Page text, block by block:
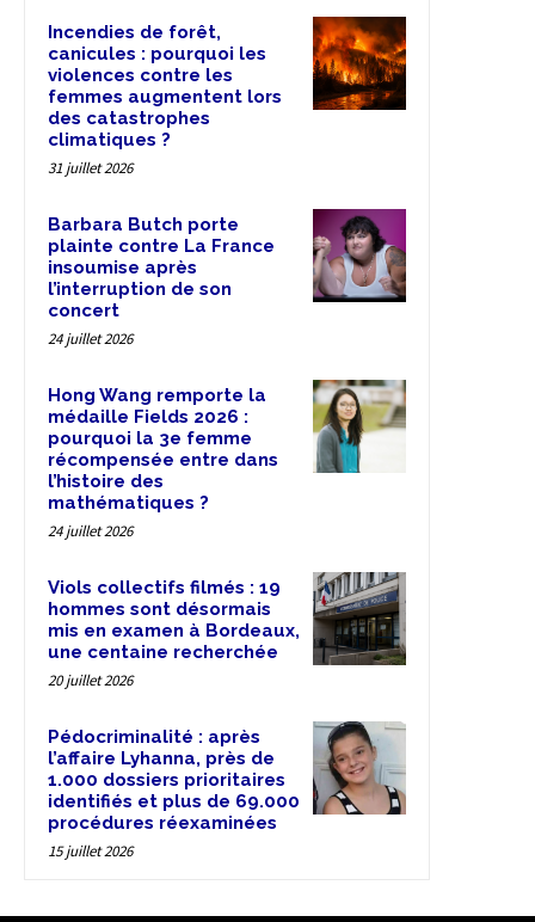
Incendies de forêt,
canicules : pourquoi les
violences contre les
femmes augmentent lors
des catastrophes
climatiques ?
31 juillet 2026
Barbara Butch porte
plainte contre La France
insoumise après
l’interruption de son
concert
24 juillet 2026
Hong Wang remporte la
médaille Fields 2026 :
pourquoi la 3e femme
récompensée entre dans
l’histoire des
mathématiques ?
24 juillet 2026
Viols collectifs filmés : 19
hommes sont désormais
mis en examen à Bordeaux,
une centaine recherchée
20 juillet 2026
Pédocriminalité : après
l’affaire Lyhanna, près de
1.000 dossiers prioritaires
identifiés et plus de 69.000
procédures réexaminées
15 juillet 2026